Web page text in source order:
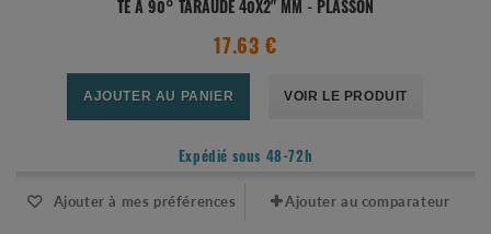
TÉ À 90° TARAUDÉ 40X2" MM - PLASSON
17.63 €
AJOUTER AU PANIER VOIR LE PRODUIT
Expédié sous 48-72h
Ajouter à mes préférences Ajouter au comparateur